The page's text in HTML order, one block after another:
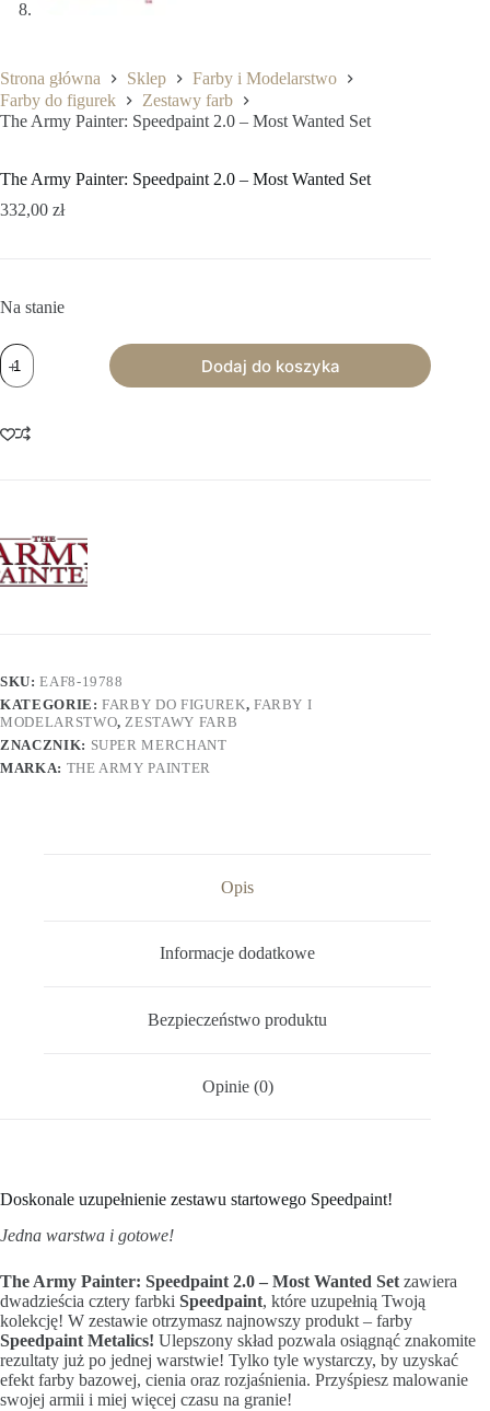
Strona główna Sklep
Farby i Modelarstwo
Farby do figurek
Zestawy farb
The Army Painter: Speedpaint 2.0 – Most Wanted Set
The Army Painter: Speedpaint 2.0 – Most Wanted Set
332,00 zł
Na stanie
ilość
The
Army
Speedpaint
2.0
Dodaj do koszyka
SKU:EAF8-19788
KATEGORIE:FARBY DO FIGUREK, FARBY I
MODELARSTWO,ZESTAWY FARB
ZNACZNIK: SUPER MERCHANT
MARKA: THE ARMY PAINTER
Opis
Informacje dodatkowe
Bezpieczeństwo produktu
Opinie (0)
Doskonale uzupełnienie zestawu startowego Speedpaint!
Jedna warstwa i gotowe!
The Army Painter: Speedpaint 2.0 – Most Wanted Set zawiera
dwadzieścia cztery farbki Speedpaint, które uzupełnią Twoją
kolekcję! W zestawie otrzymasz najnowszy produkt – farby
Speedpaint Metalics! Ulepszony skład pozwala osiągnąć znakomite
rezultaty już po jednej warstwie! Tylko tyle wystarczy, by uzyskać
efekt farby bazowej, cienia oraz rozjaśnienia. Przyśpiesz malowanie
swojej armii i miej więcej czasu na granie!